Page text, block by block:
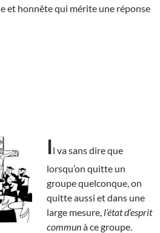
et honnête qui mérite une réponse
Il va sans dire que
lorsqu’on quitte un
groupe quelconque, on
quitte aussi et dans une
large mesure, l’état d’esprit
communà ce groupe.